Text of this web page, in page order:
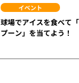
イベント
球場でアイスを食べて
プーン」を当てよう！